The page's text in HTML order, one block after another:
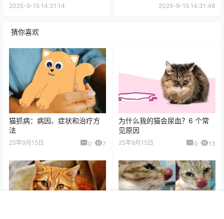
2025-9-15 14:31:14 2025-9-15 14:31:48
猜你喜欢
猫抓病：病因、症状和治疗方
法
25年9月15日 0 7
为什么我的猫会尿血？6 个常
见原因
25年9月15日 0 13